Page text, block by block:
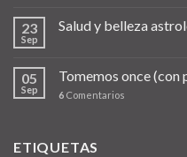
23
Sep
Salud y belleza
05
Sep
Tomemos once
6 Comentarios
ETIQUETAS